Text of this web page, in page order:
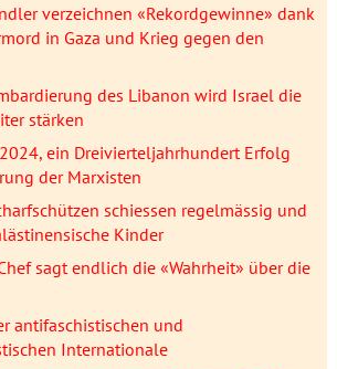
verzeichnen «Rekordgewinne» dank
in Gaza und Krieg gegen den
des Libanon wird Israel die
stärken
ein Dreivierteljahrhundert Erfolg
der Marxisten
schiessen regelmässig und
Kinder
sagt endlich die «Wahrheit» über die
antifaschistischen und
Internationale